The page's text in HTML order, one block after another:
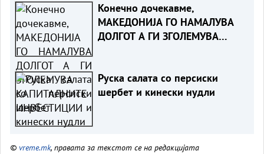
Конечно дочекавме,
МАКЕДОНИЈА ГО НАМАЛУВА
ДОЛГОТ А ГИ ЗГОЛЕМУВА
Руска салата со персиски
шербет и кинески нудли
© vreme.mk, правата за текстот се на редакцијата